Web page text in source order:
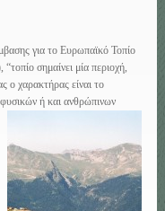
για το Ευρωπαϊκό Τοπίο
“τοπίο σημαίνει μία περιοχή,
ο χαρακτήρας είναι το
ή και ανθρώπινων